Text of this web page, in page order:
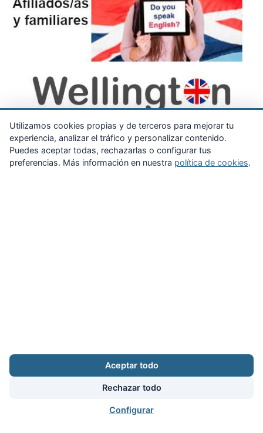
Utilizamos cookies propias y de terceros para mejorar tu
experiencia, analizar el tráfico y personalizar contenido.
Puedes aceptar todas, rechazarlas o configurar tus
preferencias. Más información en nuestra política de cookies.
Aceptar todo
Rechazar todo
Configurar